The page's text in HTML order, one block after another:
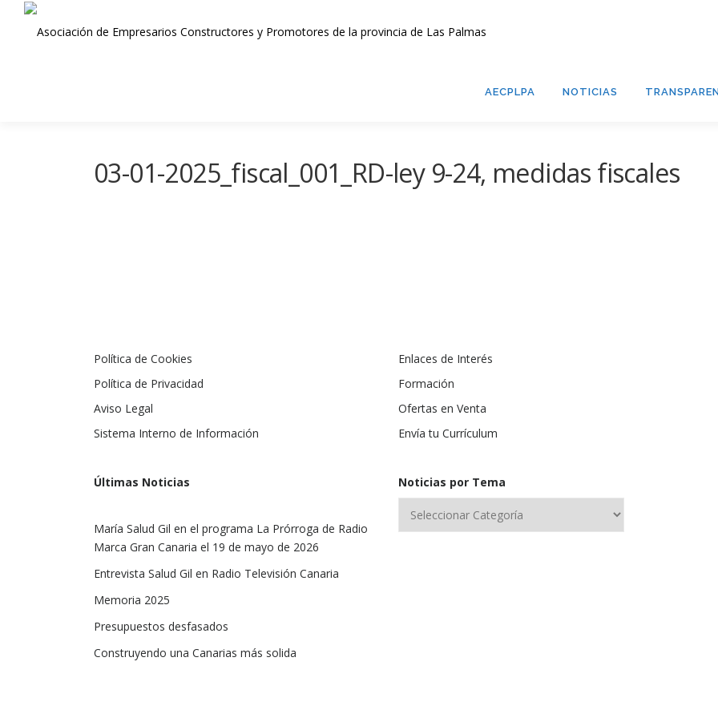
Saltar
AECPLPA NOTICIAS
03-01-2025_fiscal_001_RD-ley 9-24, medidas fiscales
Política de Cookies
Política de Privacidad
Aviso Legal
Sistema Interno de Información
Últimas Noticias
María Salud Gil en el programa La Prórroga de Radio
Marca Gran Canaria el 19 de mayo de 2026
Entrevista Salud Gil en Radio Televisión Canaria
Memoria 2025
Presupuestos desfasados
Construyendo una Canarias más solida
Enlaces de Interés
Formación
Ofertas en Venta
Envía tu Currículum
Noticias por Tema